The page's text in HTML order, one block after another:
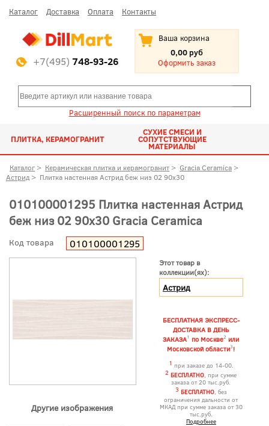
Каталог Доставка Оплата Контакты
+7(495) 748-93-26
Ваша корзина
0,00 руб
Оформить заказ
Расширенный поиск по параметрам
ПЛИТКА, КЕРАМОГРАНИТ
СУХИЕ СМЕСИ И
СОПУТСТВУЮЩИЕ
МАТЕРИАЛЫ
Каталог > Керамическая плитка и керамогранит > Gracia Ceramica >
Астрид > Плитка настенная Астрид беж низ 02 90x30
010100001295 Плитка настенная Астрид
беж низ 02 90x30 Gracia Ceramica
Код товара 010100001295
Другие изображения
Этот товар в
коллекции(ях):
Астрид
БЕСПЛАТНАЯ ЭКСПРЕСС-
ДОСТАВКА В ДЕНЬ
ЗАКАЗА1 по Москве2 или
Московской области3!
1 при заказе до 14-00.
2 БЕСПЛАТНО, при сумме
заказа от 20 тыс.руб.
3 БЕСПЛАТНО, без
ограничения дальности от
МКАД при сумме заказа от 30
тыс.руб.
Подробнее